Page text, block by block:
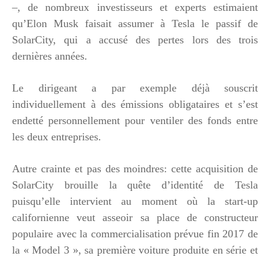
–, de nombreux investisseurs et experts estimaient
qu’Elon Musk faisait assumer à Tesla le passif de
SolarCity, qui a accusé des pertes lors des trois
dernières années.
Le dirigeant a par exemple déjà souscrit
individuellement à des émissions obligataires et s’est
endetté personnellement pour ventiler des fonds entre
les deux entreprises.
Autre crainte et pas des moindres: cette acquisition de
SolarCity brouille la quête d’identité de Tesla
puisqu’elle intervient au moment où la start-up
californienne veut asseoir sa place de constructeur
populaire avec la commercialisation prévue fin 2017 de
la « Model 3 », sa première voiture produite en série et